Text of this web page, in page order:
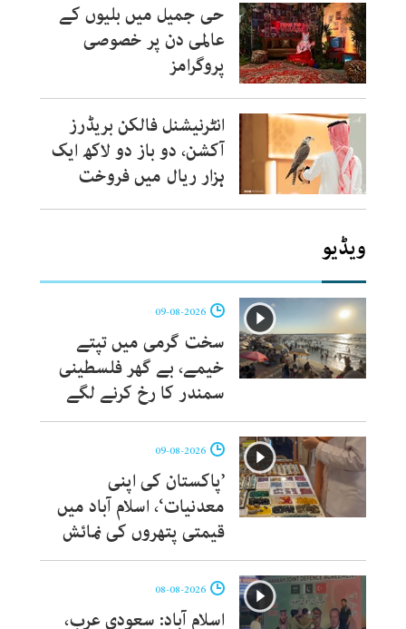
حی جمیل میں بلیوں کے
عالمی دن پر خصوصی
پروگرامز
انٹرنیشنل فالکن بریڈرز
آکشن، دو باز دو لاکھ ایک
ہزار ریال میں فروخت
ویڈیو
سخت گرمی میں تپتے
خیمے، بے گھر فلسطینی
سمندر کا رخ کرنے لگے
’پاکستان کی اپنی
معدنیات‘، اسلام آباد میں
قیمتی پتھروں کی نمائش
اسلام آباد: سعودی عرب،